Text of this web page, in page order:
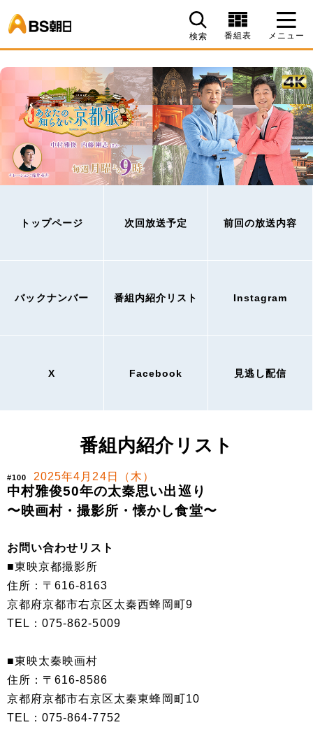
検索 番組表 メニュー
トップページ 次回放送予定 前回の放送内容
バックナンバー 番組内紹介リスト Instagram
X Facebook 見逃し配信
番組内紹介リスト
#100 2025年4月24日（木）
中村雅俊50年の太秦思い出巡り
〜映画村・撮影所・懐かし食堂〜
お問い合わせリスト
■東映京都撮影所
住所：〒616-8163
京都府京都市右京区太秦西蜂岡町9
TEL：075-862-5009
■東映太秦映画村
住所：〒616-8586
京都府京都市右京区太秦東蜂岡町10
TEL：075-864-7752